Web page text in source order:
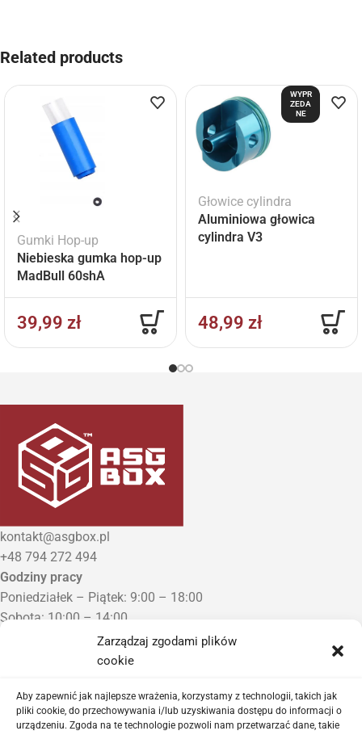
Zarządzaj zgodami plików
cookie
Aby zapewnić jak najlepsze wrażenia, korzystamy z technologii, takich jak
pliki cookie, do przechowywania i/lub uzyskiwania dostępu do informacji o
urządzeniu. Zgoda na te technologie pozwoli nam przetwarzać dane, takie
Related products
Gumki Hop-up
Niebieska gumka hop-up
MadBull 60shA
39,99 zł
WYPR
ZEDA
NE
Głowice cylindra
Aluminiowa głowica
cylindra V3
48,99 zł
kontakt@asgbox.pl
+48 794 272 494
Godziny pracy
Poniedziałek – Piątek: 9:00 – 18:00
Sobota: 10:00 – 14:00
Niedziela: Zamknięte
Punkt Odbioru zamówień
Proszę o wcześniejszy kontakt telefoniczny